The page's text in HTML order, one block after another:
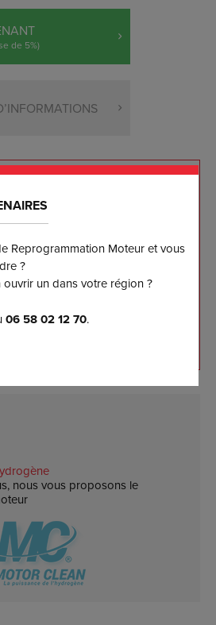
de 5%)
disponibles sur le marché à
5 ans pour notre client
nous vous proposons le
Reprogrammation Moteur et vous
?
un dans votre région ?
06 58 02 12 70.